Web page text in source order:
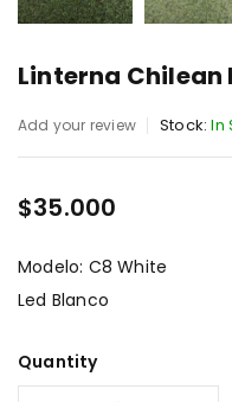
Linterna Chilean
Add your review Stock: In
$35.000
Modelo: C8 White
Led Blanco
Quantity